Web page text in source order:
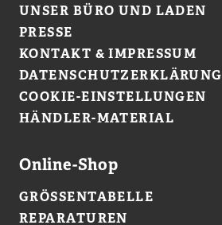
UNSER BÜRO UND LADEN
PRESSE
KONTAKT & IMPRESSUM
DATENSCHUTZERKLÄRUNG
COOKIE-EINSTELLUNGEN
HÄNDLER-MATERIAL
Online-Shop
GRÖSSENTABELLE
REPARATUREN